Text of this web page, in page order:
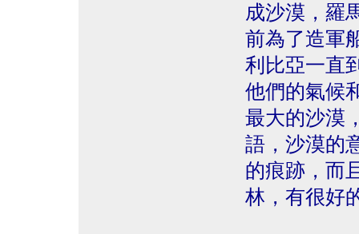
成沙漠，羅
前為了造軍
利比亞一直
他們的氣候
最大的沙漠
語，沙漠的
的痕跡，而
林，有很好